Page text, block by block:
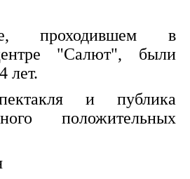
проходившем в
"Салют", были
лет.
и публика
положительных